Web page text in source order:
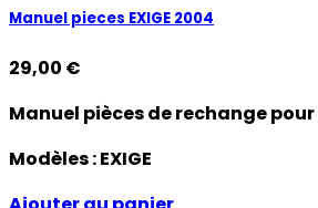
Manuel pieces EXIGE 2004
29,00 €
Manuel pièces de rechange pour
Modèles :EXIGE